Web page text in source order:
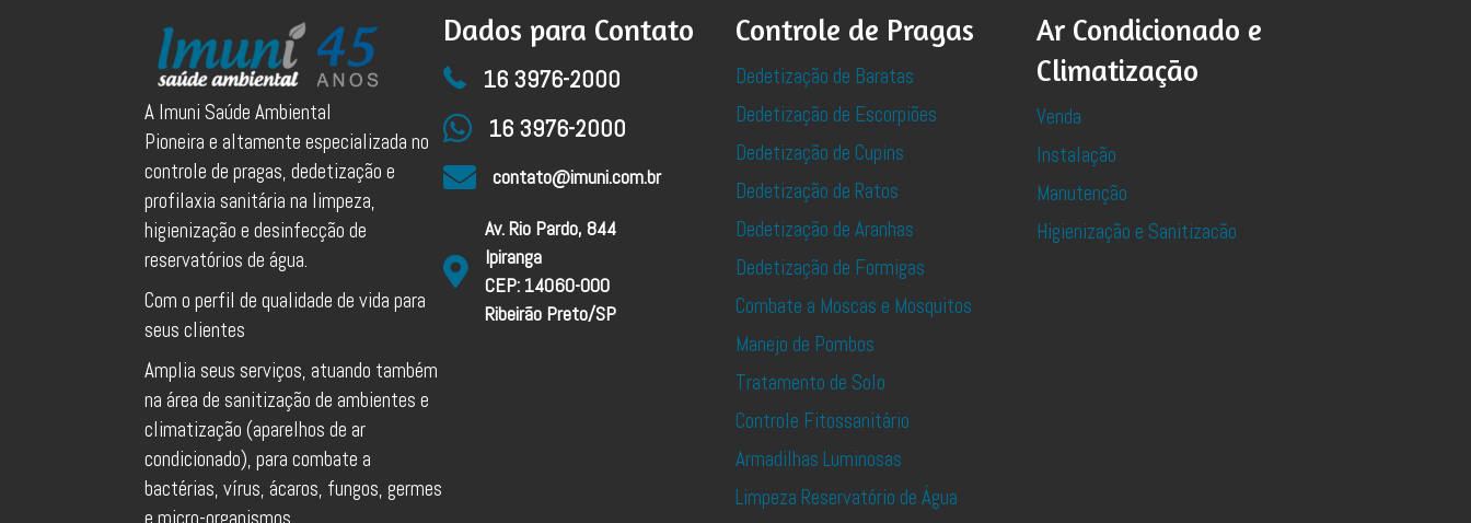
A Imuni Saúde Ambiental
Pioneira e altamente especializada no
controle de pragas, dedetização e
profilaxia sanitária na limpeza,
higienização e desinfecção de
reservatórios de água.
Com o perfil de qualidade de vida para
seus clientes
Amplia seus serviços, atuando também
na área de sanitização de ambientes e
climatização (aparelhos de ar
condicionado), para combate a
bactérias, vírus, ácaros, fungos, germes
Dados para Contato
16 3976-2000
16 3976-2000
contato@imuni.com.br
Av. Rio Pardo, 844
Ipiranga
CEP: 14060-000
Ribeirão Preto/SP
Controle de Pragas
Dedetização de Baratas
Dedetização de Escorpiões
Dedetização de Cupins
Dedetização de Ratos
Dedetização de Aranhas
Dedetização de Formigas
Combate a Moscas e Mosquitos
Manejo de Pombos
Tratamento de Solo
Controle Fitossanitário
Armadilhas Luminosas
Limpeza Reservatório de Água
Ar Condicionado e
Climatização
Venda
Instalação
Manutenção
Higienização e Sanitizacão